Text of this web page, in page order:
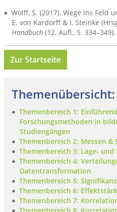
Wolff, S. (2017). Wege ins Feld
E. von Kardorff & I. Steinke
Handbuch (12. Aufl., S.
Zur Startseite
Themenübersicht:
Themenbereich 1:
Forschungsmethoden in
Studiengängen
Themenbereich 2: Messen &
Themenbereich 3: Lage-
Themenbereich 4:
Datentransformation
Themenbereich 5: Signifikanz
Themenbereich 6:
Themenbereich 7: